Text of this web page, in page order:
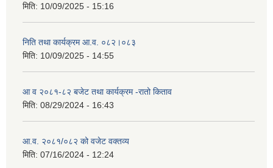
मिति: 10/09/2025 - 15:16
निति तथा कार्यक्रम आ.व. ०८२।०८३
मिति: 10/09/2025 - 14:55
आ व २०८१-८२ बजेट तथा कार्यक्रम -रातो किताव
मिति: 08/29/2024 - 16:43
आ.व. २०८१/०८२ को वजेट वक्तव्य
मिति: 07/16/2024 - 12:24